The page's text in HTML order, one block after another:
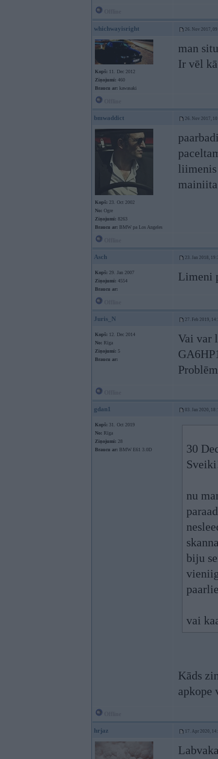
whichwayisright 26. Nov 2017,
Kopš: 11. Dec 2012
Ziņojumi: 460
Braucu ar: kawasaki
man
Ir vēl
bmwaddict 26. Nov 2017,
Kopš: 23. Oct 2002
No: Ogre
Ziņojumi: 8263
Braucu ar: BMW pa Los Angeles
Asch 23. Jan 2018,
Kopš: 29. Jan 2007
Ziņojumi: 4554
Braucu ar:
Limeni
Juris_N 27. Feb 2019,
Kopš: 12. Dec 2014
No: Rīga
Ziņojumi: 5
Braucu ar:
Vai var
gdan1 03. Jan 2020,
Kopš: 31. Oct 2019
No: Rīga
Ziņojumi: 28
Braucu ar: BMW E61 3.0D
30
nu
biju
vai
Kāds
apkope
hrjaz 17. Apr 2020,